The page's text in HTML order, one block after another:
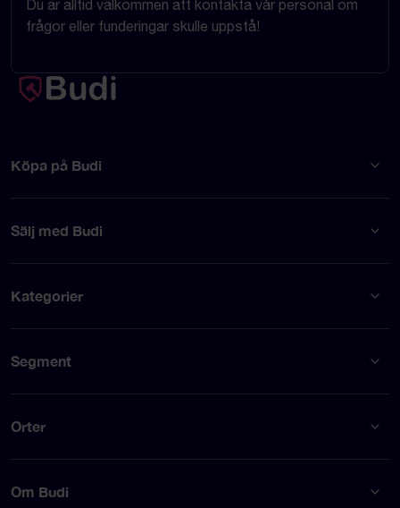
Du är alltid välkommen att kontakta vår personal om
frågor eller funderingar skulle uppstå!
Köpa på Budi
Sälj med Budi
Kategorier
Segment
Orter
Om Budi